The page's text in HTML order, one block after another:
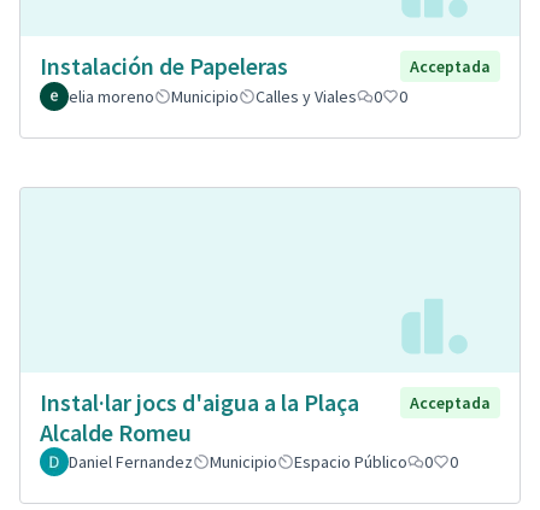
Instalación de Papeleras
Acceptada
elia moreno
Municipio Calles y Viales 0 0
Instal·lar jocs d'aigua a la Plaça
Alcalde Romeu
Acceptada
Daniel Fernandez Municipio Espacio Público 0 0